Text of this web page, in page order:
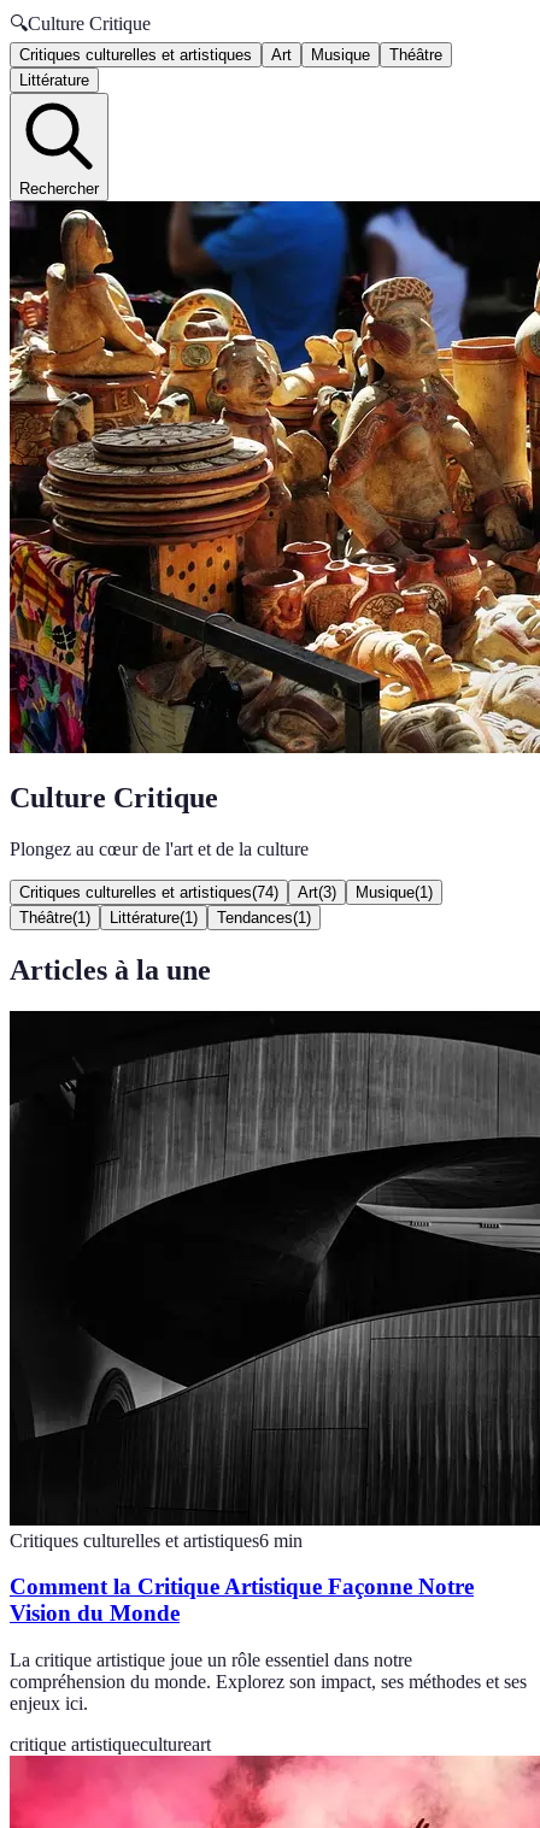
🔍Culture Critique
Critiques culturelles et artistiques Art Musique
Théâtre
Littérature
Rechercher
Culture Critique
Plongez au cœur de l'art et de la culture
Critiques culturelles et artistiques(74) Art(3) Musique(1 )
Théâtre(1 ) Littérature(1 ) Tendances(1 )
Articles à la une
Critiques culturelles et artistiques6 min
Comment la Critique Artistique Façonne Notre
Vision du Monde
La critique artistique joue un rôle essentiel dans notre
compréhension du monde. Explorez son impact, ses méthodes et ses
enjeux ici.
critique artistiquecultureart